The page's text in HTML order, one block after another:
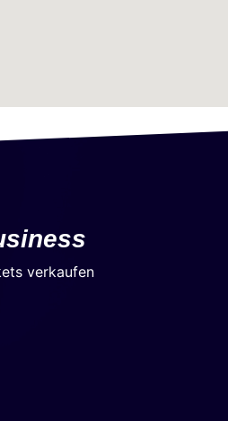
verkaufen